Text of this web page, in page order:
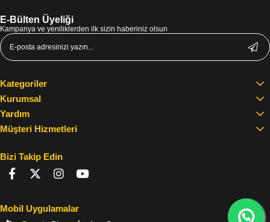
E-Bülten Üyeliği
Kampanya ve yeniliklerden ilk sizin haberiniz olsun
Kategoriler
Kurumsal
Yardım
Müşteri Hizmetleri
Bizi Takip Edin
Mobil Uygulamalar